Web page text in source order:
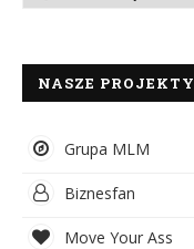
NASZE PROJEKTY
Grupa MLM
Biznesfan
Move Your Ass